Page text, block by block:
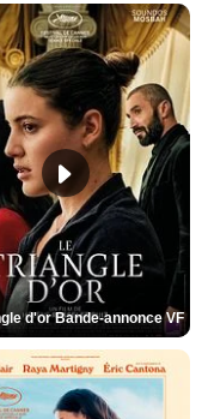
d'or Bande-annonce VF